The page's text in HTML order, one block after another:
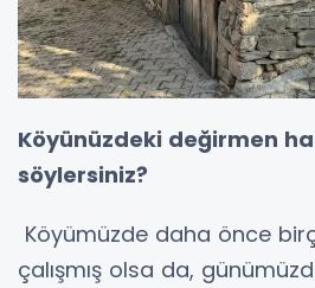
Köyünüzdeki değirmen
söylersiniz?
Köyümüzde daha önce
çalışmış olsa da,